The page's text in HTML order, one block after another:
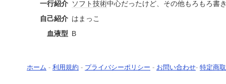
一行紹介 ソフト技術中心だったけど、その他もろもろ書
自己紹介 はまっこ
血液型 B
ホーム - 利用規約 - プライバシーポリシー - お問い合わせ- 特定商